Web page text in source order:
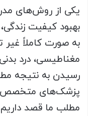
یکی از روش‌های
بهبود کیفیت
به صورت کاملاً غیر
مغناطیسی، درد
رسیدن به نتیجه
پزشک‌های متخصص و
مطلب ما قصد